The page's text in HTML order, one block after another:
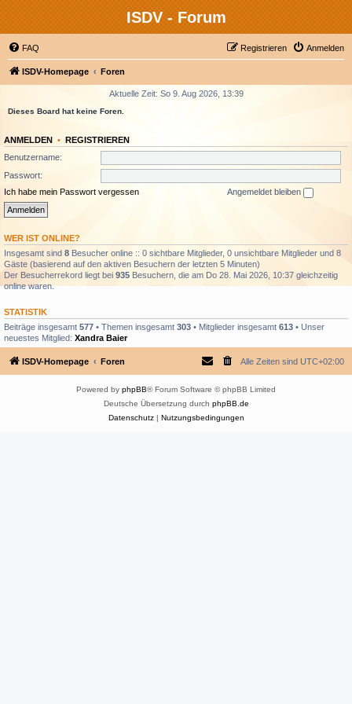
ISDV - Forum
FAQ Anmelden
Registrieren
ISDV-Homepage Foren
Aktuelle Zeit: So 9. Aug 2026, 13:39
Dieses Board hat keine Foren.
ANMELDEN • REGISTRIEREN
Benutzername:
Passwort:
Ich habe mein Passwort vergessen
Angemeldet bleiben
WER IST ONLINE?
Insgesamt sind 8 Besucher online :: 0 sichtbare Mitglieder, 0 unsichtbare Mitglieder und 8
Gäste (basierend auf den aktiven Besuchern der letzten 5 Minuten)
Der Besucherrekord liegt bei 935 Besuchern, die am Do 28. Mai 2026, 10:37 gleichzeitig
online waren.
STATISTIK
Beiträge insgesamt 577 • Themen insgesamt 303 • Mitglieder insgesamt 613 • Unser
neuestes Mitglied: Xandra Baier
ISDV-Homepage Foren Alle Zeiten sind UTC+02:00
Powered by phpBB® Forum Software © phpBB Limited
Deutsche Übersetzung durch phpBB.de
Datenschutz| Nutzungsbedingungen